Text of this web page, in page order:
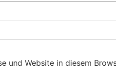
und Website in diesem